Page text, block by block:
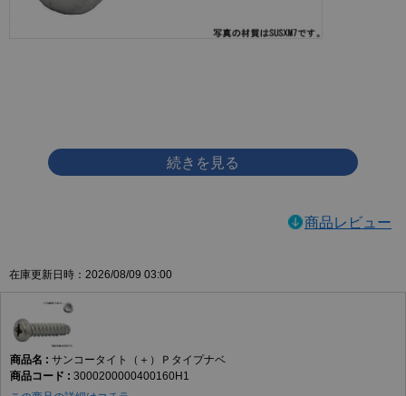
商品レビュー
在庫更新日時：2026/08/09 03:00
サンコータイト（＋）Ｐタイプナベ
3000200000400160H1